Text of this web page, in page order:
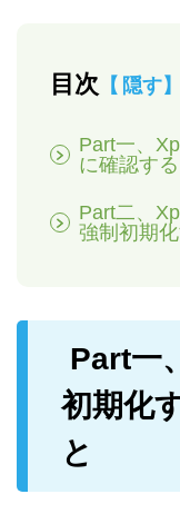
目次 隠す
Part一、
に確認す
Part二、
強制初期
Part一、
初期化
と